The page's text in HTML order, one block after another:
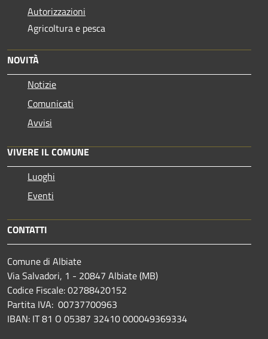
Autorizzazioni
Agricoltura e pesca
NOVITÀ
Notizie
Comunicati
Avvisi
VIVERE IL COMUNE
Luoghi
Eventi
CONTATTI
Comune di Albiate
Via Salvadori, 1 - 20847 Albiate (MB)
Codice Fiscale: 02788420152
Partita IVA: 00737700963
IBAN: IT 81 O 05387 32410 000049369334